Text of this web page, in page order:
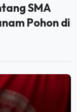
SMA
Pohon di